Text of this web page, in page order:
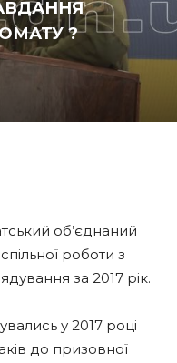
?
об’єднаний
роботи з
за 2017 рік.
у 2017 році
до призовної